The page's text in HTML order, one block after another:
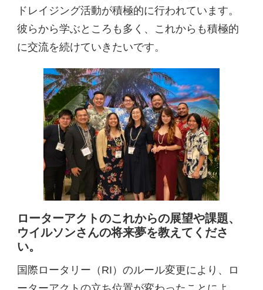
ドレイジング活動が積極的に行われています。
彼らから学ぶところも多く、これからも積極的
に交流を続けていきたいです。
ローターアクトのこれからの展望や課題、
ウイルソンさんの将来夢を教えてくださ
い。
国際ロータリー（RI）のルール変更により、ロ